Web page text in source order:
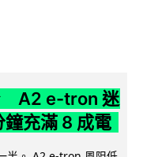
A2 e-tron 迷
充滿 8 成電